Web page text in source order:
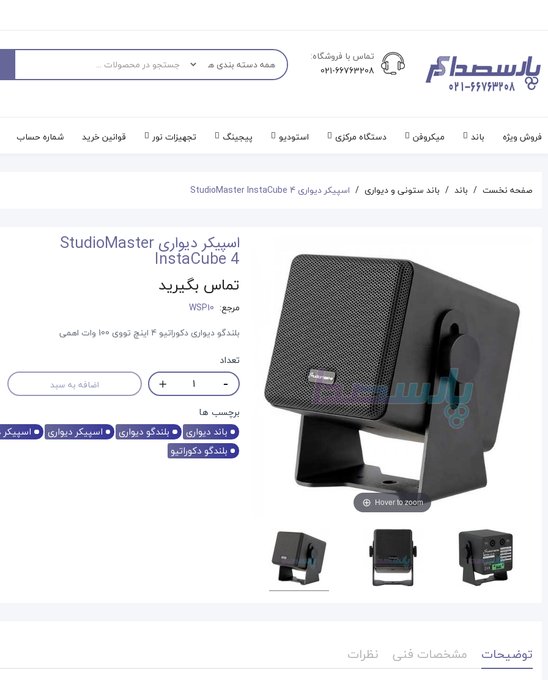
تماس با فروشگاه:
021-66763208
فروش ویژه باند میکروفن دستگاه مرکزی استودیو پیجینگ تجهیزات نور قوانین خرید شماره حساب
صفحه نخست باند باند ستونی و دیواری اسپیکر دیواری StudioMaster InstaCube 4
Hover to zoom
اسپیکر دیواری StudioMaster
InstaCube 4
تماس بگیرید
مرجع: WSP10
بلندگو دیواری دکوراتیو 4 اینچ تووی 100 وات اهمی
تعداد
اضافه به سبد
برچسب ها
باند دیواری
بلندگو دیواری اسپیکر دیواری
اسپیکر
بلندگو دکوراتیو
توضیحات مشخصات فنی نظرات